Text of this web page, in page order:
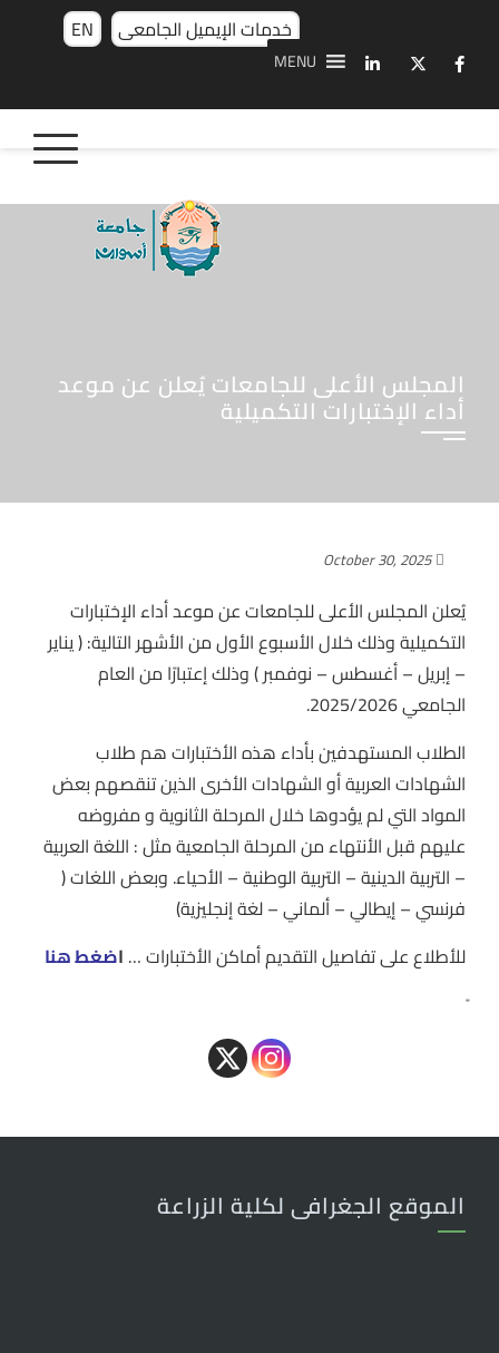
EN خدمات الإيميل الجامعى
MENU
المجلس الأعلى للجامعات يُعلن عن موعد
أداء الإختبارات التكميلية
October 30, 2025
يُعلن المجلس الأعلى للجامعات عن موعد أداء الإختبارات
التكميلية وذلك خلال الأسبوع الأول من الأشهر التالية: ( يناير
– إبريل – أغسطس – نوفمبر ) وذلك إعتبارًا من العام
الجامعي 2025/2026.
الطلاب المستهدفين بأداء هذه الأختبارات هم طلاب
الشهادات العربية أو الشهادات الأخرى الذين تنقصهم بعض
المواد التي لم يؤدوها خلال المرحلة الثانوية و مفروضه
عليهم قبل الأنتهاء من المرحلة الجامعية مثل : اللغة العربية
– التربية الدينية – التربية الوطنية – الأحياء. وبعض اللغات (
فرنسي – إيطالي – ألماني – لغة إنجليزية)
للأطلاع على تفاصيل التقديم أماكن الأختبارات … اضغط هنا
الموقع الجغرافى لكلية الزراعة